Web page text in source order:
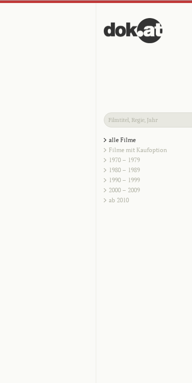
alle Filme
Filme mit Kaufoption
1970 – 1979
1980 – 1989
1990 – 1999
2000 – 2009
ab 2010